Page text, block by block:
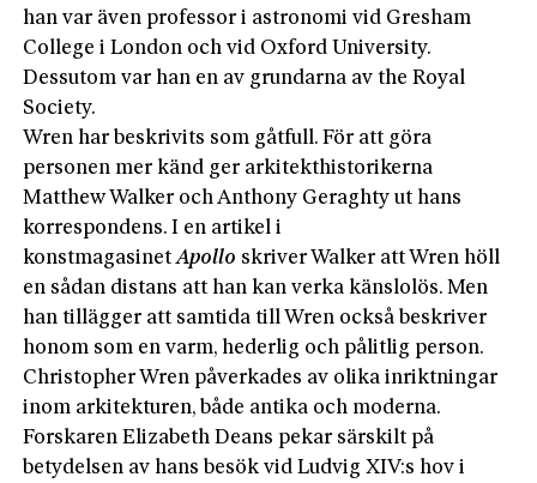
han var även professor i astronomi vid Gresham
College i London och vid Oxford University.
Dessutom var han en av grundarna av the Royal
Society.
Wren har beskrivits som gåtfull. För att göra
personen mer känd ger arkitekthistorikerna
Matthew Walker och Anthony Geraghty ut hans
korrespondens. I en artikel i
konstmagasinetApollo skriver Walker att Wren höll
en sådan distans att han kan verka känslolös. Men
han tillägger att samtida till Wren också beskriver
honom som en varm, hederlig och pålitlig person.
Christopher Wren påverkades av olika inriktningar
inom arkitekturen, både antika och moderna.
Forskaren Elizabeth Deans pekar särskilt på
betydelsen av hans besök vid Ludvig XIV:s hov i